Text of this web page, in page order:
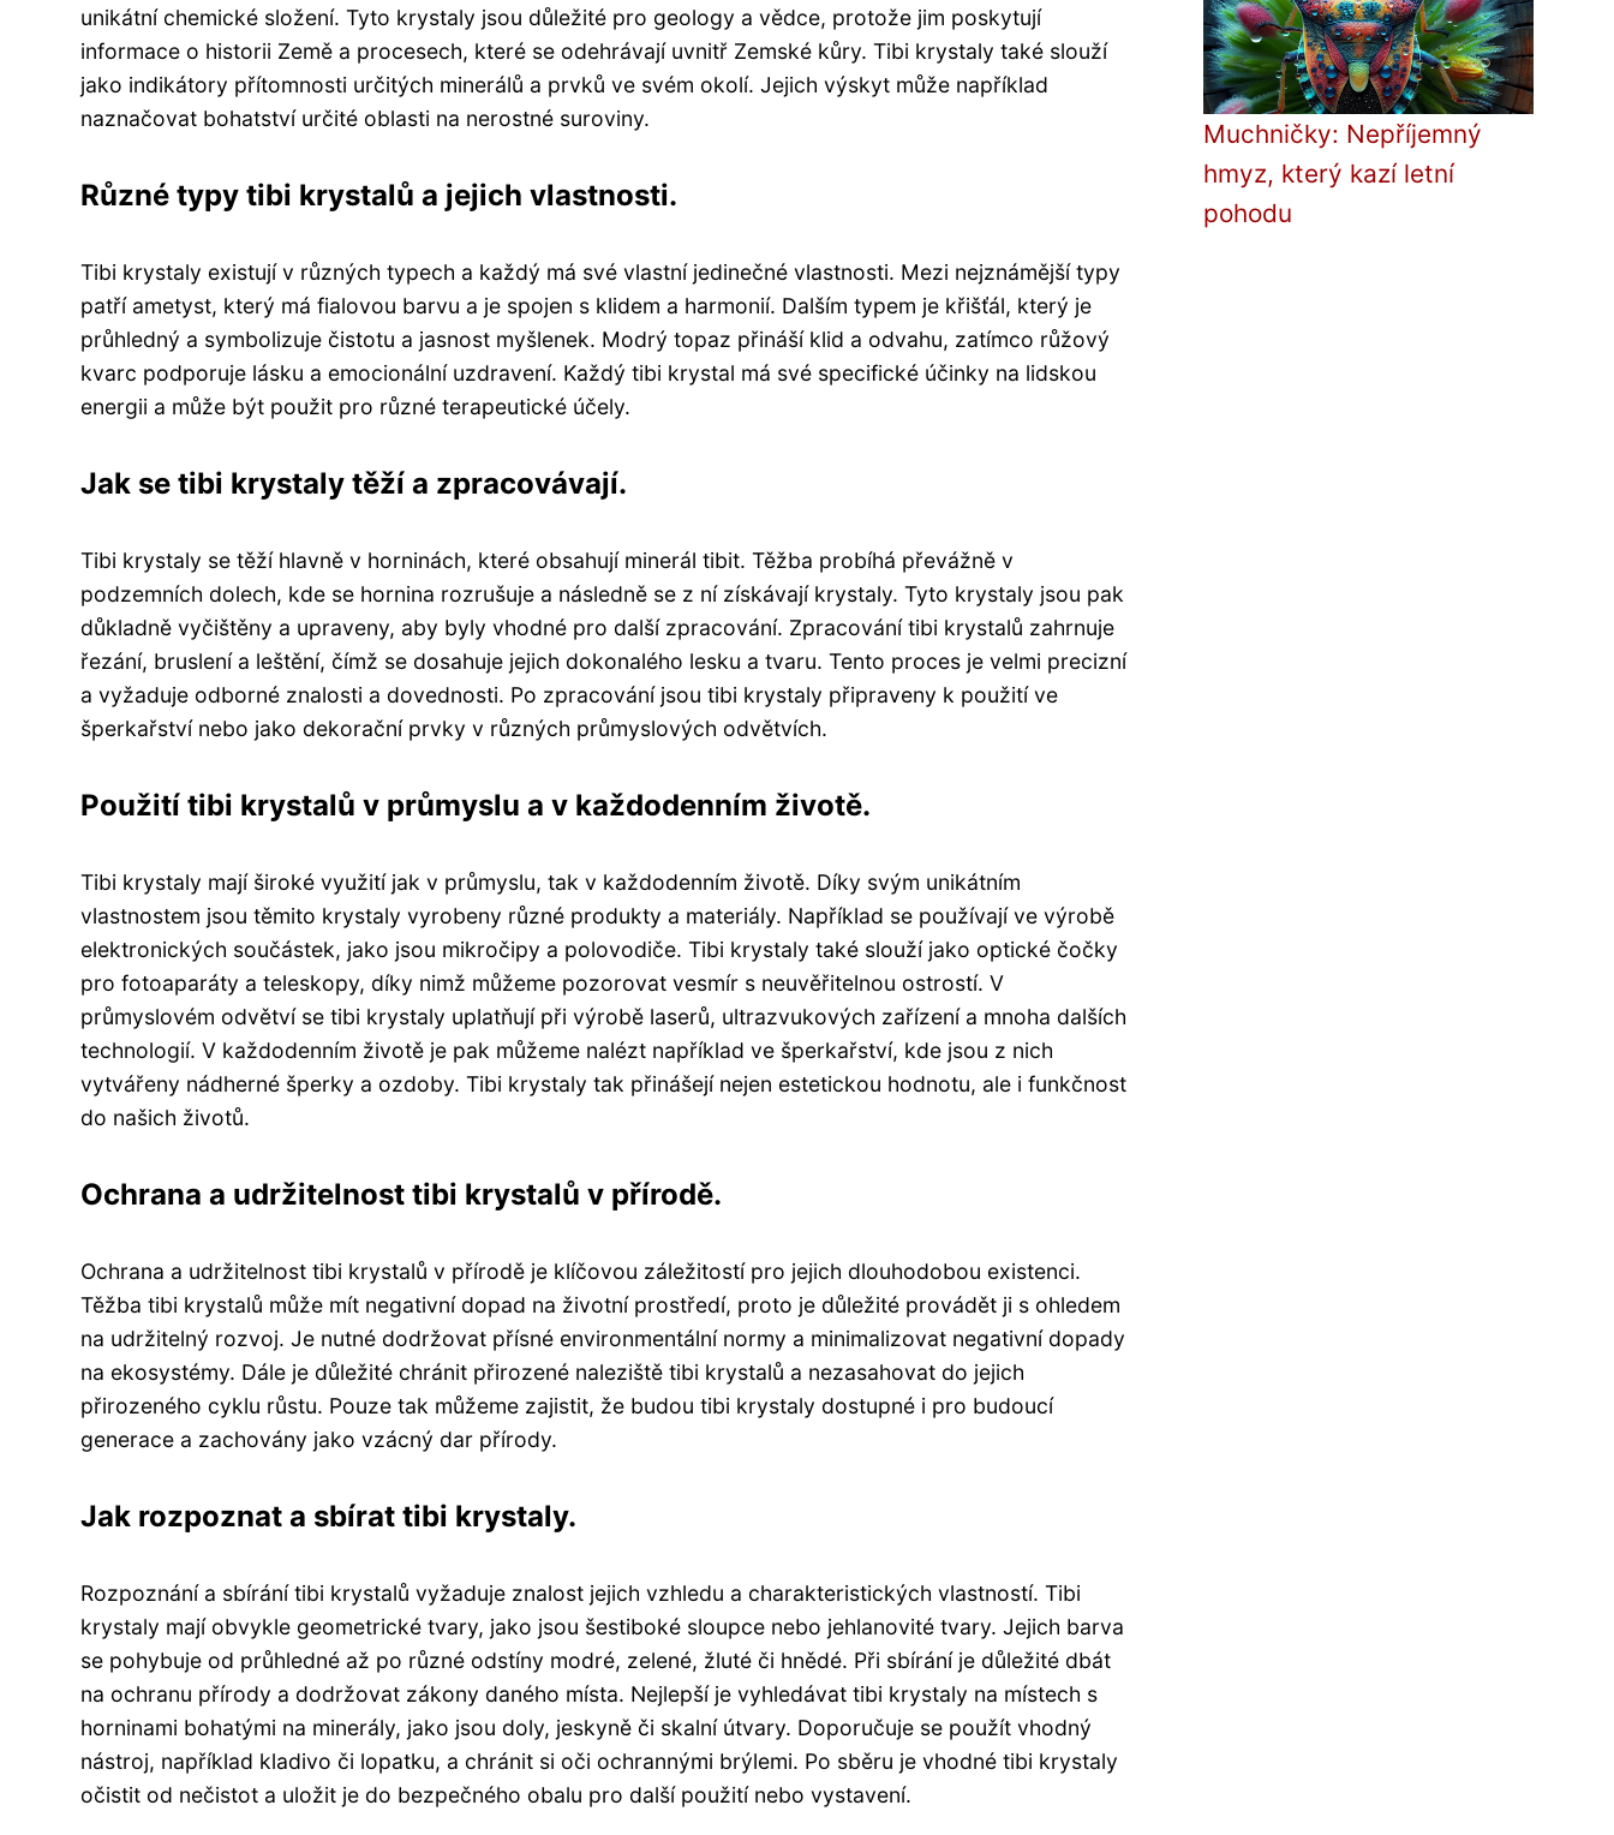
unikátní chemické složení. Tyto krystaly jsou důležité pro geology a vědce, protože jim poskytují
informace o historii Země a procesech, které se odehrávají uvnitř Zemské kůry. Tibi krystaly také slouží
jako indikátory přítomnosti určitých minerálů a prvků ve svém okolí. Jejich výskyt může například
naznačovat bohatství určité oblasti na nerostné suroviny.
Různé typy tibi krystalů a jejich vlastnosti.
Tibi krystaly existují v různých typech a každý má své vlastní jedinečné vlastnosti. Mezi nejznámější typy
patří ametyst, který má fialovou barvu a je spojen s klidem a harmonií. Dalším typem je křišťál, který je
průhledný a symbolizuje čistotu a jasnost myšlenek. Modrý topaz přináší klid a odvahu, zatímco růžový
kvarc podporuje lásku a emocionální uzdravení. Každý tibi krystal má své specifické účinky na lidskou
energii a může být použit pro různé terapeutické účely.
Jak se tibi krystaly těží a zpracovávají.
Tibi krystaly se těží hlavně v horninách, které obsahují minerál tibit. Těžba probíhá převážně v
podzemních dolech, kde se hornina rozrušuje a následně se z ní získávají krystaly. Tyto krystaly jsou pak
důkladně vyčištěny a upraveny, aby byly vhodné pro další zpracování. Zpracování tibi krystalů zahrnuje
řezání, bruslení a leštění, čímž se dosahuje jejich dokonalého lesku a tvaru. Tento proces je velmi precizní
a vyžaduje odborné znalosti a dovednosti. Po zpracování jsou tibi krystaly připraveny k použití ve
šperkařství nebo jako dekorační prvky v různých průmyslových odvětvích.
Použití tibi krystalů v průmyslu a v každodenním životě.
Tibi krystaly mají široké využití jak v průmyslu, tak v každodenním životě. Díky svým unikátním
vlastnostem jsou těmito krystaly vyrobeny různé produkty a materiály. Například se používají ve výrobě
elektronických součástek, jako jsou mikročipy a polovodiče. Tibi krystaly také slouží jako optické čočky
pro fotoaparáty a teleskopy, díky nimž můžeme pozorovat vesmír s neuvěřitelnou ostrostí. V
průmyslovém odvětví se tibi krystaly uplatňují při výrobě laserů, ultrazvukových zařízení a mnoha dalších
technologií. V každodenním životě je pak můžeme nalézt například ve šperkařství, kde jsou z nich
vytvářeny nádherné šperky a ozdoby. Tibi krystaly tak přinášejí nejen estetickou hodnotu, ale i funkčnost
do našich životů.
Ochrana a udržitelnost tibi krystalů v přírodě.
Ochrana a udržitelnost tibi krystalů v přírodě je klíčovou záležitostí pro jejich dlouhodobou existenci.
Těžba tibi krystalů může mít negativní dopad na životní prostředí, proto je důležité provádět ji s ohledem
na udržitelný rozvoj. Je nutné dodržovat přísné environmentální normy a minimalizovat negativní dopady
na ekosystémy. Dále je důležité chránit přirozené naleziště tibi krystalů a nezasahovat do jejich
přirozeného cyklu růstu. Pouze tak můžeme zajistit, že budou tibi krystaly dostupné i pro budoucí
generace a zachovány jako vzácný dar přírody.
Jak rozpoznat a sbírat tibi krystaly.
Rozpoznání a sbírání tibi krystalů vyžaduje znalost jejich vzhledu a charakteristických vlastností. Tibi
krystaly mají obvykle geometrické tvary, jako jsou šestiboké sloupce nebo jehlanovité tvary. Jejich barva
se pohybuje od průhledné až po různé odstíny modré, zelené, žluté či hnědé. Při sbírání je důležité dbát
na ochranu přírody a dodržovat zákony daného místa. Nejlepší je vyhledávat tibi krystaly na místech s
horninami bohatými na minerály, jako jsou doly, jeskyně či skalní útvary. Doporučuje se použít vhodný
nástroj, například kladivo či lopatku, a chránit si oči ochrannými brýlemi. Po sběru je vhodné tibi krystaly
očistit od nečistot a uložit je do bezpečného obalu pro další použití nebo vystavení.
Muchničky: Nepříjemný
hmyz, který kazí letní
pohodu